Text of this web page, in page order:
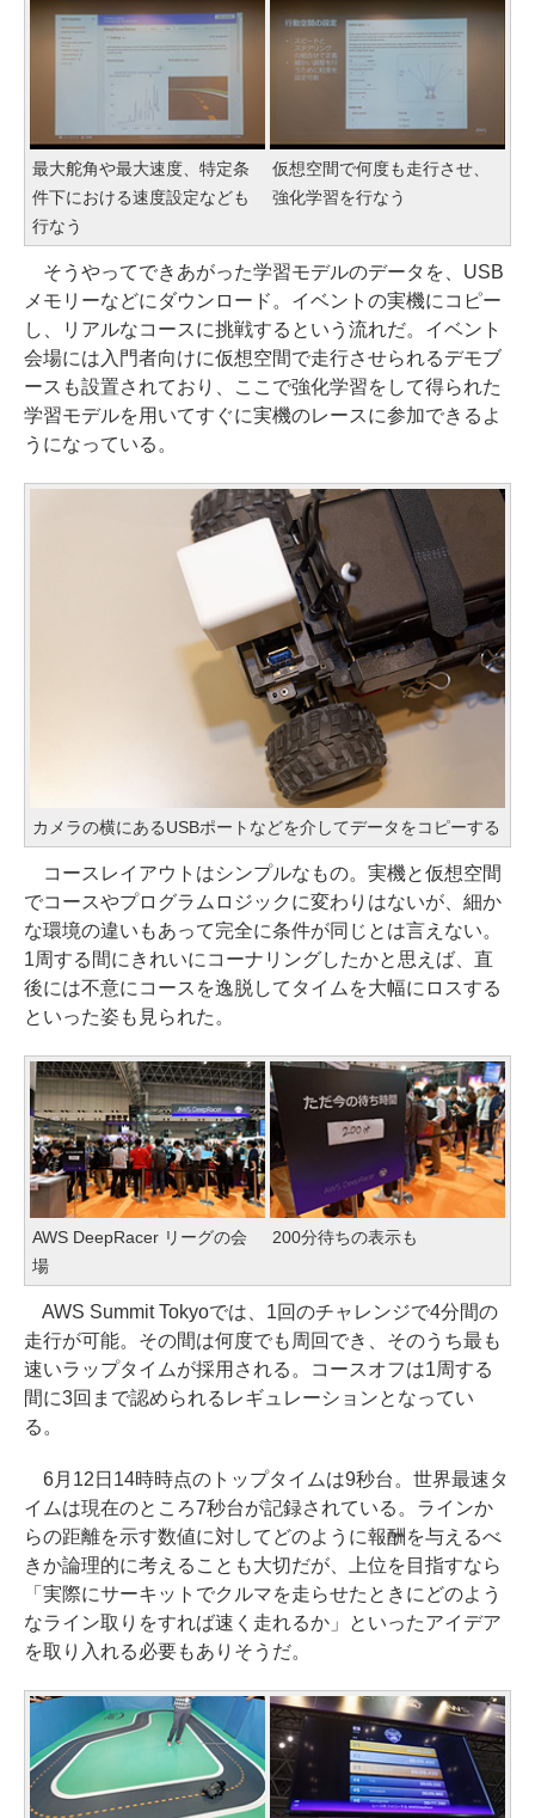
最大舵角や最大速度、特定条
件下における速度設定なども
行なう
仮想空間で何度も走行させ、
強化学習を行なう
そうやってできあがった学習モデルのデータを、USB
メモリーなどにダウンロード。イベントの実機にコピー
し、リアルなコースに挑戦するという流れだ。イベント
会場には入門者向けに仮想空間で走行させられるデモブ
ースも設置されており、ここで強化学習をして得られた
学習モデルを用いてすぐに実機のレースに参加できるよ
うになっている。
カメラの横にあるUSBポートなどを介してデータをコピーする
コースレイアウトはシンプルなもの。実機と仮想空間
でコースやプログラムロジックに変わりはないが、細か
な環境の違いもあって完全に条件が同じとは言えない。
1周する間にきれいにコーナリングしたかと思えば、直
後には不意にコースを逸脱してタイムを大幅にロスする
といった姿も見られた。
AWS DeepRacer リーグの会
場
200分待ちの表示も
AWS Summit Tokyoでは、1回のチャレンジで4分間の
走行が可能。その間は何度でも周回でき、そのうち最も
速いラップタイムが採用される。コースオフは1周する
間に3回まで認められるレギュレーションとなってい
る。
6月12日14時時点のトップタイムは9秒台。世界最速タ
イムは現在のところ7秒台が記録されている。ラインか
らの距離を示す数値に対してどのように報酬を与えるべ
きか論理的に考えることも大切だが、上位を目指すなら
「実際にサーキットでクルマを走らせたときにどのよう
なライン取りをすれば速く走れるか」といったアイデア
を取り入れる必要もありそうだ。